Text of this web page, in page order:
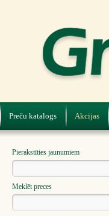
Preču katalogs Akcijas
Pierakstīties jaunumiem
Meklēt preces